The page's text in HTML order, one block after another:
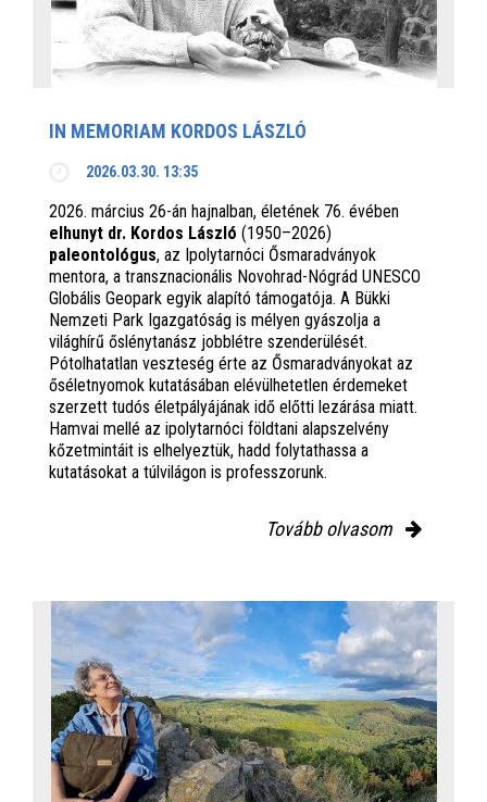
IN MEMORIAM KORDOS LÁSZLÓ
2026.03.30. 13:35
2026. március 26-án hajnalban, életének 76. évében
elhunyt dr. Kordos László (1950–2026)
paleontológus, az Ipolytarnóci Ősmaradványok
mentora, a transznacionális Novohrad-Nógrád UNESCO
Globális Geopark egyik alapító támogatója. A Bükki
Nemzeti Park Igazgatóság is mélyen gyászolja a
világhírű őslénytanász jobblétre szenderülését.
Pótolhatatlan veszteség érte az Ősmaradványokat az
őséletnyomok kutatásában elévülhetetlen érdemeket
szerzett tudós életpályájának idő előtti lezárása miatt.
Hamvai mellé az ipolytarnóci földtani alapszelvény
kőzetmintáit is elhelyeztük, hadd folytathassa a
kutatásokat a túlvilágon is professzorunk.
Tovább olvasom